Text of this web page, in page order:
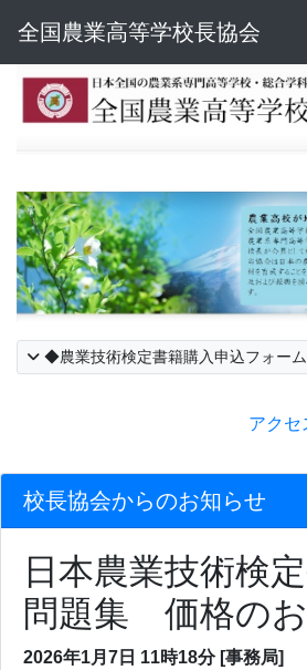
全国農業高等学校長協会
◆農業技術検定書籍購入申込フォー
アク
校長協会からのお知らせ
日本農業技術検
問題集 価格の
2026年1月7日 11時18分 [事務局]